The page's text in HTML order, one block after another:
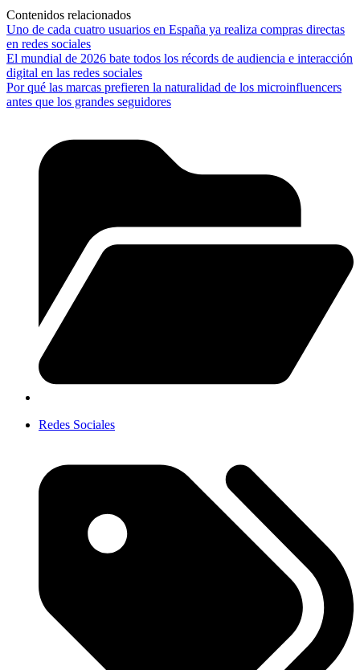
Contenidos relacionados
Uno de cada cuatro usuarios en España ya realiza compras directas
en redes sociales
El mundial de 2026 bate todos los récords de audiencia e interacción
digital en las redes sociales
Por qué las marcas prefieren la naturalidad de los microinfluencers
antes que los grandes seguidores
Redes Sociales